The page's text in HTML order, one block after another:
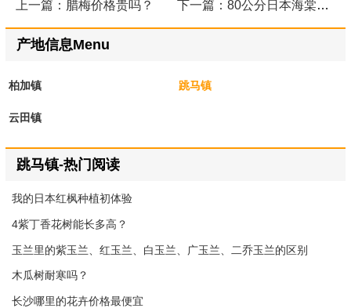
上一篇：腊梅价格贵吗？ 下一篇：80公分日本海棠球价格今年怎么样？
产地信息Menu
柏加镇 跳马镇
云田镇
跳马镇-热门阅读
我的日本红枫种植初体验
4紫丁香花树能长多高？
玉兰里的紫玉兰、红玉兰、白玉兰、广玉兰、二乔玉兰的区别
木瓜树耐寒吗？
长沙哪里的花卉价格最便宜